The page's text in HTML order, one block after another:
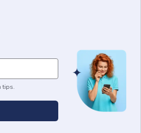
tips.